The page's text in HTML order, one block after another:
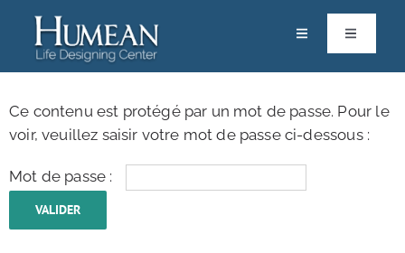
Passer
contenu
Toggle
Life Designers
Pôle Scientifique
Toggle
Navigation
ACCOMPAGNEMENTS & FORMATIONS
Ce contenu est protégé par un mot de passe. Pour le
voir, veuillez saisir votre mot de passe ci-dessous :
Mot de passe :